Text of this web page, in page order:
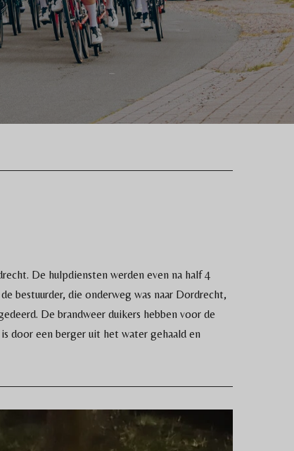
De hulpdiensten werden even na half 4
bestuurder, die onderweg was naar Dordrecht,
De brandweer duikers hebben voor de
door een berger uit het water gehaald en